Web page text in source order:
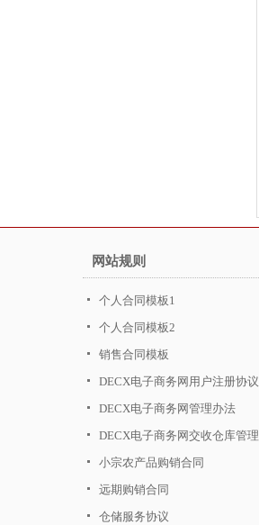
网站规则
个人合同模板1
个人合同模板2
销售合同模板
DECX电子商务网用户注册协议
DECX电子商务网管理办法
DECX电子商务网交收仓库管理
办法
小宗农产品购销合同
远期购销合同
仓储服务协议